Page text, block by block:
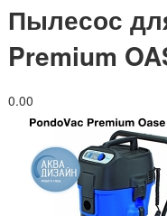
Пылесос
Premium
0.00